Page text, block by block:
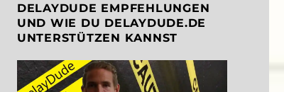
DELAYDUDE EMPFEHLUNGEN
UND WIE DU DELAYDUDE.DE
UNTERSTÜTZEN KANNST